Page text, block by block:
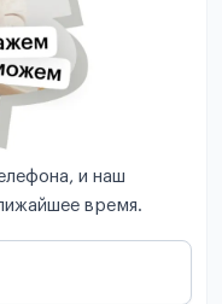
и наш
время.